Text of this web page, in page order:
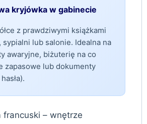
kryjówka w gabinecie
z prawdziwymi książkami
sypialni lub salonie. Idealna na
awaryjne, biżuterię na co
zapasowe lub dokumenty